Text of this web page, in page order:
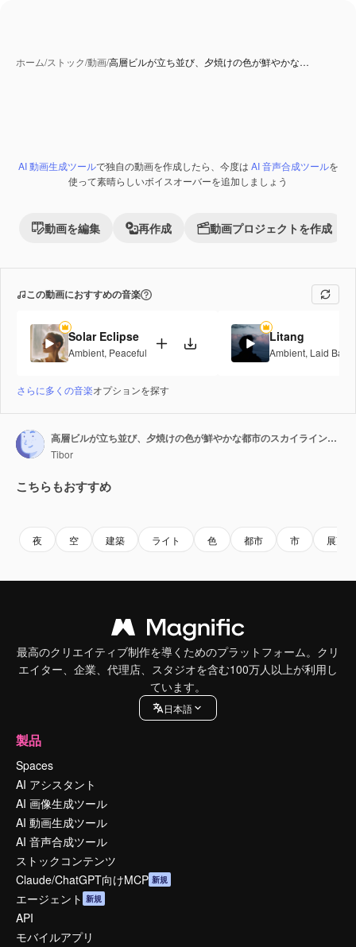
ホーム/ストック/動画/高層ビルが立ち並び、夕焼けの色が鮮やかな…
PremiumAI 生成コンテンツ
AI 動画生成ツールで独自の動画を作成したら、今度は AI 音声合成ツールを
使って素晴らしいボイスオーバーを追加しましょう
動画を編集 再作成 動画プロジェクトを作成
この動画におすすめの音楽
Solar Eclipse
Ambient, Peaceful
Litang
Ambient, Laid Back
さらに多くの音楽オプションを探す
高層ビルが立ち並び、夕焼けの色が鮮やかな都市のスカイラインの、息をのむような黄昏時の眺め。昼から夜への移り変わりを捉えています。
Tibor
こちらもおすすめ
夜 空 建築 ライト 色 都市 市 展望
最高のクリエイティブ制作を導くためのプラットフォーム。クリ
エイター、企業、代理店、スタジオを含む100万人以上が利用し
ています。
日本語
製品
Spaces
AI アシスタント
AI 画像生成ツール
AI 動画生成ツール
AI 音声合成ツール
ストックコンテンツ
Claude/ChatGPT向けMCP 新規
エージェント 新規
API
モバイルアプリ